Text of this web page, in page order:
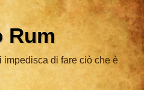
Rum
di fare ciò che è